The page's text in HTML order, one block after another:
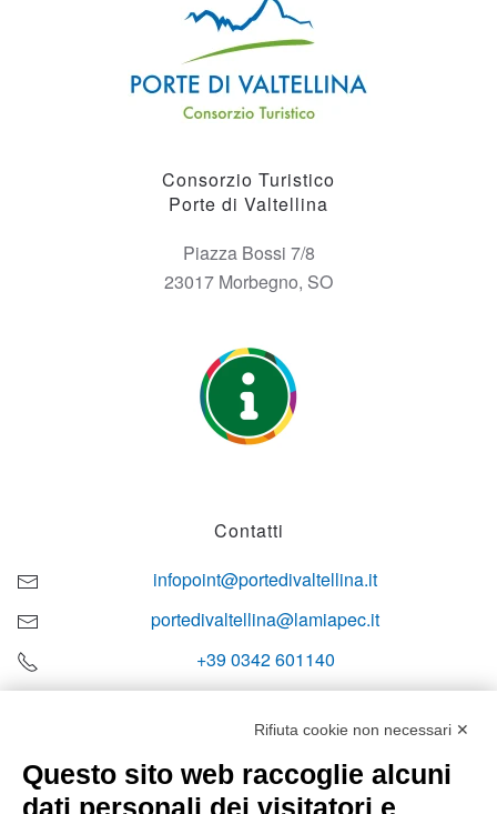
Consorzio Turistico
Porte di Valtellina
Piazza Bossi 7/8
23017 Morbegno, SO
Contatti
infopoint@portedivaltellina.it
portedivaltellina@lamiapec.it
+39 0342 601140
Orari di apertura
Rifiuta cookie non necessari ✕
Questo sito web raccoglie alcuni
dati personali dei visitatori e